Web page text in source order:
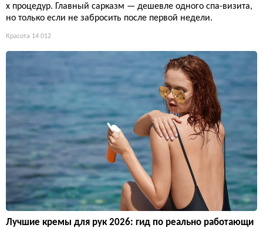
х процедур. Главный сарказм — дешевле одного спа-визита,
но только если не забросить после первой недели.
Красота 14 012
Лучшие кремы для рук 2026: гид по реально работающи